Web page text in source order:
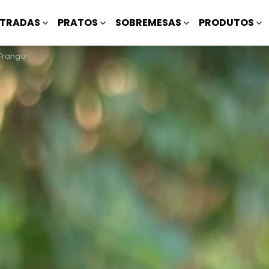
PRATOS SOBREMESAS PRODUTOS